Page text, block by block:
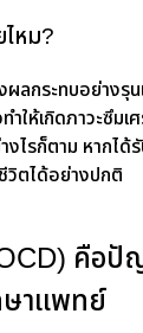
หม?
ลกระทบอย่างรุ
ำให้เกิดภาวะซึม
รก็ตาม หากได้
วิตได้อย่างปกติ
คือปั
ษาแพทย์